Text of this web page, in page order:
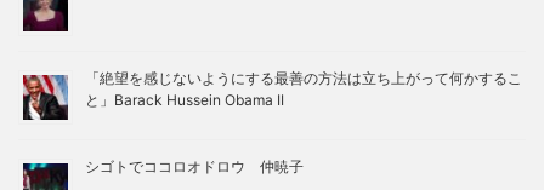
「絶望を感じないようにする最善の方法は立ち上がって何かするこ
と」Barack Hussein Obama II
シゴトでココロオドロウ 仲暁子